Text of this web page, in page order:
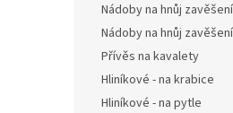
Nádoby na hnůj
Nádoby na hnůj
Přívěs na kavalety
Hliníkové - na krabice
Hliníkové - na pytle